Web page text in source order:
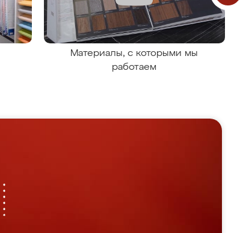
Материалы, с которыми мы
работаем